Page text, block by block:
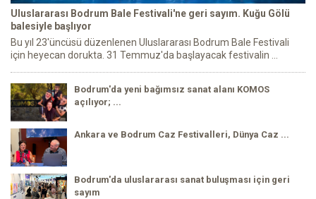
Uluslararası Bodrum Bale Festivali'ne geri sayım. Kuğu Gölü
balesiyle başlıyor
Bu yıl 23'üncüsü düzenlenen Uluslararası Bodrum Bale Festivali
için heyecan dorukta. 31 Temmuz'da başlayacak festivalin ...
Bodrum'da yeni bağımsız sanat alanı KOMOS
açılıyor; ...
Ankara ve Bodrum Caz Festivalleri, Dünya Caz ...
Bodrum'da uluslararası sanat buluşması için geri
sayım